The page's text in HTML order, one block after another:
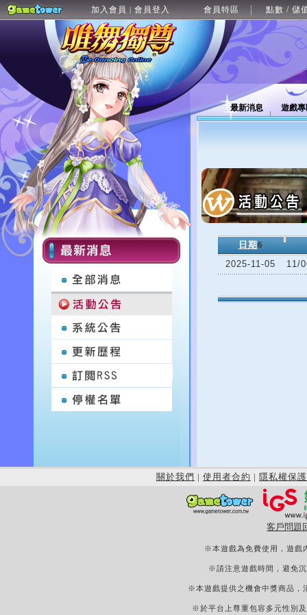
加入會員 | 會員登入 會員特區 點數 / 儲
最新消息 遊戲
日期 6
2025-11-05
11/
關於我們 | 使用者合約 | 隱私權保護
客戶問題
※本遊戲為免費使用，遊戲
※請注意遊戲時間，避免
※本遊戲提供之機會中獎商品，
※於平台上尊重包容多元性別